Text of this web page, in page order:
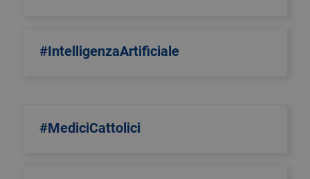
#IntelligenzaArtificiale
#MediciCattolici